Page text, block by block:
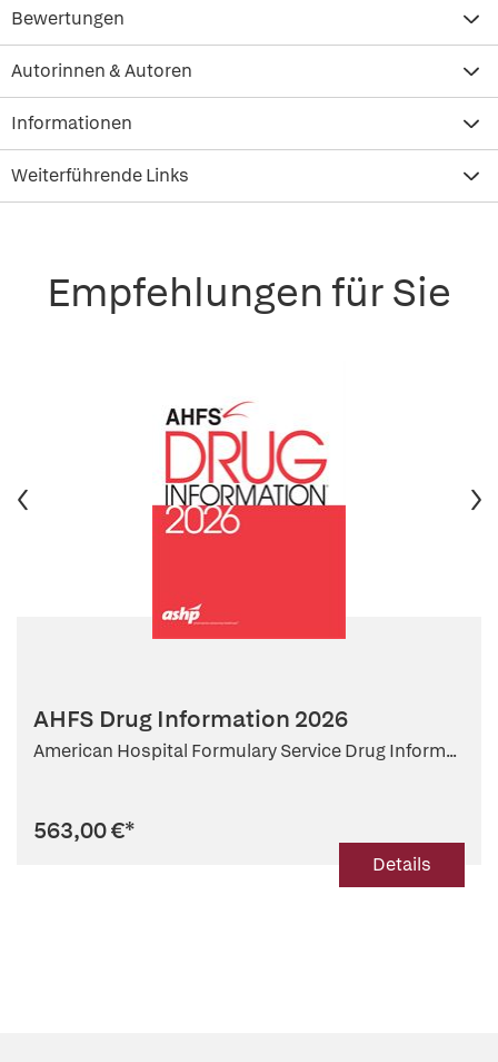
Bewertungen
Autorinnen & Autoren
Informationen
Weiterführende Links
Empfehlungen für Sie
AHFS Drug Information 2026
American Hospital Formulary Service Drug Inform...
563,00 €*
Details